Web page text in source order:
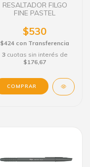
RESALTADOR FILGO
FINE PASTEL
$530
$424 con Transferencia
3 cuotas sin interés de
$176,67
COMPRAR